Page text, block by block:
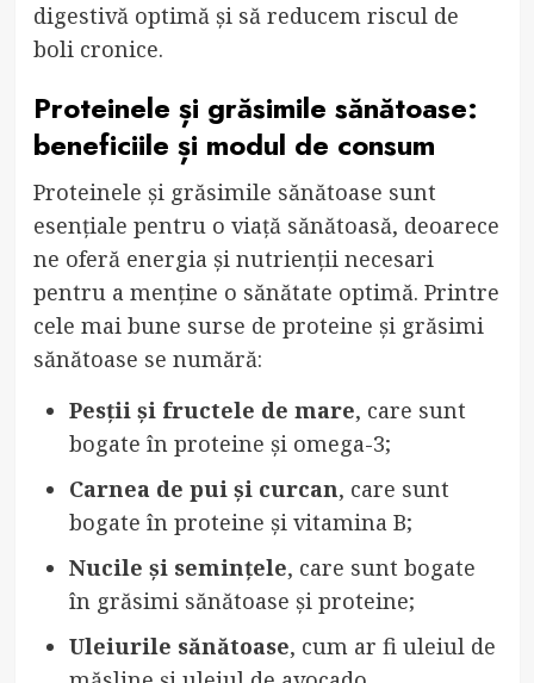
digestivă optimă și să reducem riscul de
boli cronice.
Proteinele și grăsimile sănătoase:
beneficiile și modul de consum
Proteinele și grăsimile sănătoase sunt
esențiale pentru o viață sănătoasă, deoarece
ne oferă energia și nutrienții necesari
pentru a menține o sănătate optimă. Printre
cele mai bune surse de proteine și grăsimi
sănătoase se numără:
Pesții și fructele de mare, care sunt
bogate în proteine și omega-3;
Carnea de pui și curcan, care sunt
bogate în proteine și vitamina B;
Nucile și semințele, care sunt bogate
în grăsimi sănătoase și proteine;
Uleiurile sănătoase, cum ar fi uleiul de